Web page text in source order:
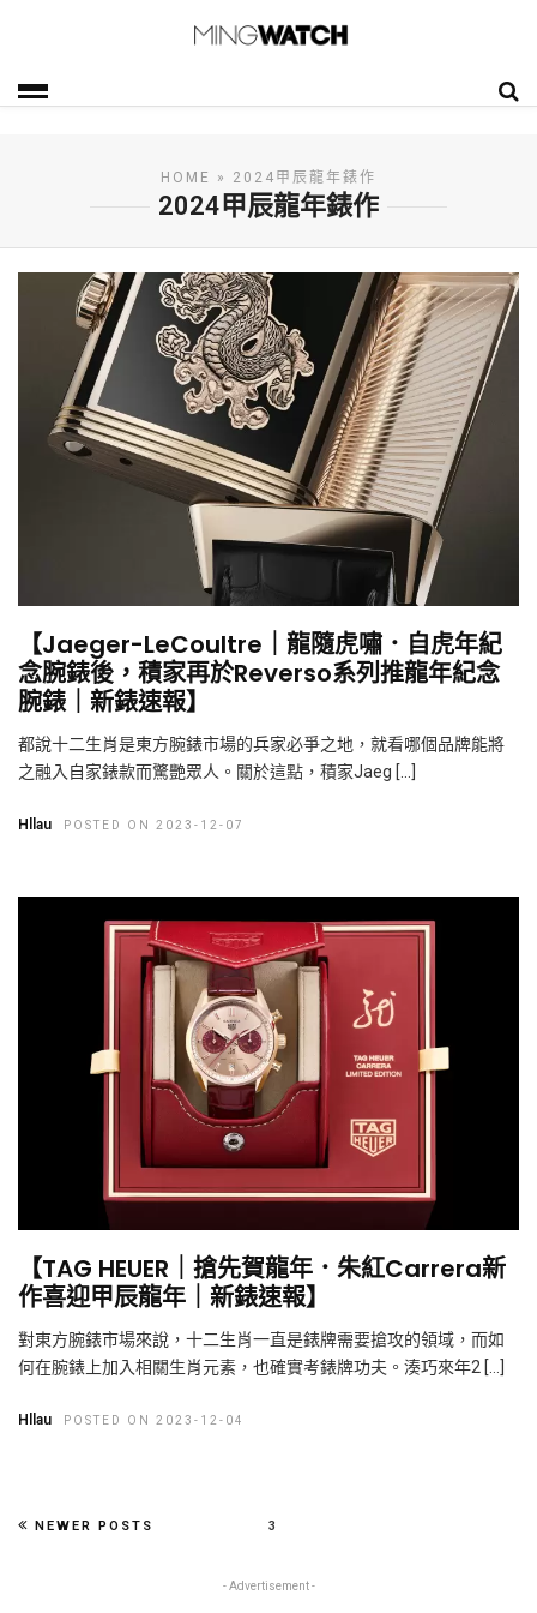
HOME » 2024甲辰龍年錶作
2024甲辰龍年錶作
【Jaeger-LeCoultre｜龍隨虎嘯．自虎年紀
念腕錶後，積家再於Reverso系列推龍年紀念
腕錶｜新錶速報】
都說十二生肖是東方腕錶市場的兵家必爭之地，就看哪個品牌能將
之融入自家錶款而驚艷眾人。關於這點，積家Jaeg […]
Hllau POSTED ON 2023-12-07
【TAG HEUER｜搶先賀龍年．朱紅Carrera新
作喜迎甲辰龍年｜新錶速報】
對東方腕錶市場來說，十二生肖一直是錶牌需要搶攻的領域，而如
何在腕錶上加入相關生肖元素，也確實考錶牌功夫。湊巧來年2 […]
Hllau POSTED ON 2023-12-04
3
NEWER POSTS
- Advertisement -